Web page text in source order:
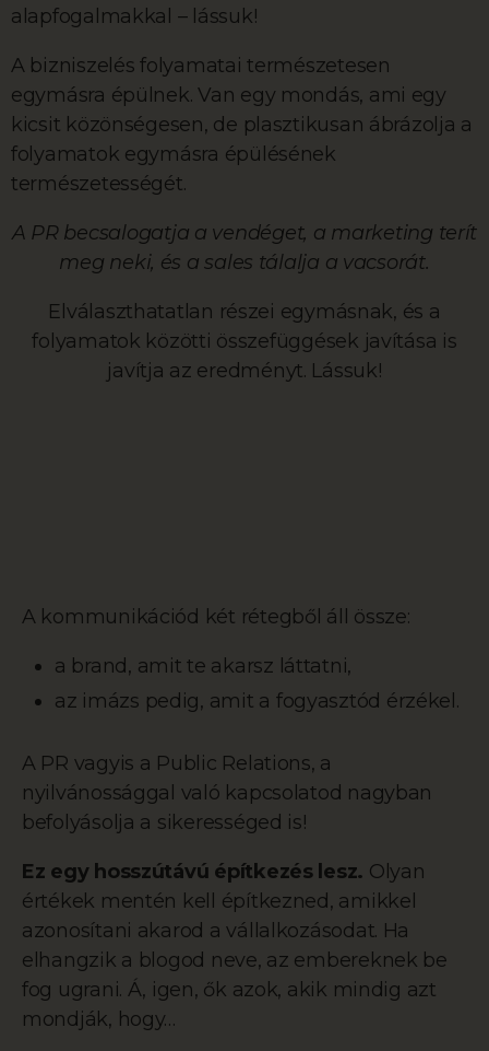
alapfogalmakkal – lássuk!
A bizniszelés folyamatai természetesen
egymásra épülnek. Van egy mondás, ami egy
kicsit közönségesen, de plasztikusan ábrázolja a
folyamatok egymásra épülésének
természetességét.
A PR becsalogatja a vendéget, a marketing terít
meg neki, és a sales tálalja a vacsorát.
Elválaszthatatlan részei egymásnak, és a
folyamatok közötti összefüggések javítása is
javítja az eredményt. Lássuk!
A kommunikációd két rétegből áll össze:
a brand, amit te akarsz láttatni,
az imázs pedig, amit a fogyasztód érzékel.
A PR vagyis a Public Relations, a
nyilvánossággal való kapcsolatod nagyban
befolyásolja a sikerességed is!
Ez egy hosszútávú építkezés lesz. Olyan
értékek mentén kell építkezned, amikkel
azonosítani akarod a vállalkozásodat. Ha
elhangzik a blogod neve, az embereknek be
fog ugrani. Á, igen, ők azok, akik mindig azt
mondják, hogy…